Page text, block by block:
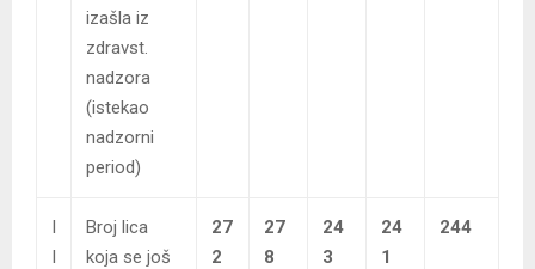
izašla iz
zdravst.
nadzora
(istekao
nadzorni
period)
I
I
Broj lica
koja se još
27
2
27
8
24
3
24
1
244